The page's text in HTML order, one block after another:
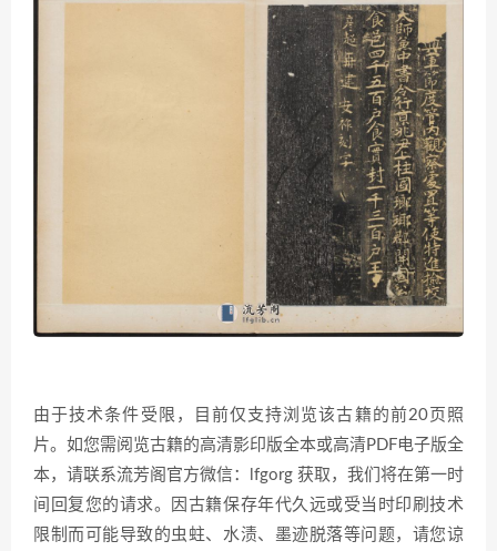
由于技术条件受限，目前仅支持浏览该古籍的前20页照
片。如您需阅览古籍的高清影印版全本或高清PDF电子版全
本，请联系流芳阁官方微信：lfgorg 获取，我们将在第一时
间回复您的请求。因古籍保存年代久远或受当时印刷技术
限制而可能导致的虫蛀、水渍、墨迹脱落等问题，请您谅